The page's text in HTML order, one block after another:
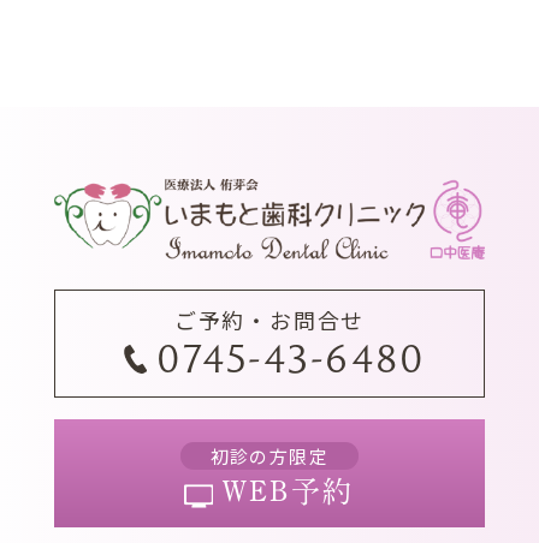
ご予約・お問合せ
0745-43-6480
初診の方限定
WEB予約